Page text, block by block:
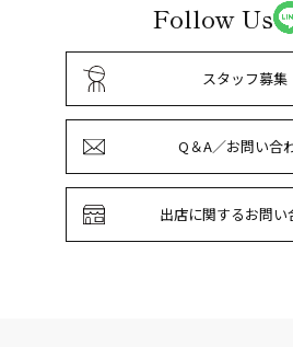
Follow Us
スタッフ募集
Q＆A／お問い合
出店に関するお問い